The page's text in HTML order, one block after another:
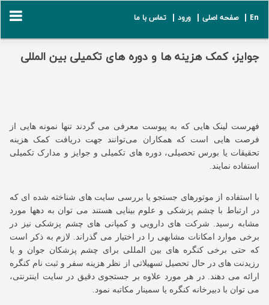
En | صفحه اصلی | ورود | تماس با ما
جوایز، کمک هزینه ها و دوره های تکمیلی بین المللی
فهرست لینک هایی که به پیوست معرفی می گردند تنها نمونه هایی از
فرصت هایی است که همکاران می‌توانند جهت دریافت کمک هزینه
تحقیقات یا بورس تحصیلی، دوره های تکمیلی و جوایز و مدارک تکمیلی
استفاده نمایند.
با استفاده از موتورهای جستجو یا بررسی سایت های شناخته شده ای که
در ارتباط با چشم پزشکی و علوم بینایی هستند می توان به دهها مورد
مشابه رسید. شرکت های دارویی و کمپانی های چشم پزشکی نیز در
برخی موارد امکانات مشابهی را در اختیار می گذراند. لازم به ذکر است
که حتی برخی کنگره های بین المللی برای چشم پزشکان جوان و یا
رزیدنت های در حال تحصیل تسهیلاتی از نظر هزینه سفر و ثبت نام کنگره
ارائه می دهند. در هر مورد علاوه بر جستجوی دقیق در سایت اینترنتی،
می توان با دبیرخانه کنگره یا سمینار مکاتبه نمود.